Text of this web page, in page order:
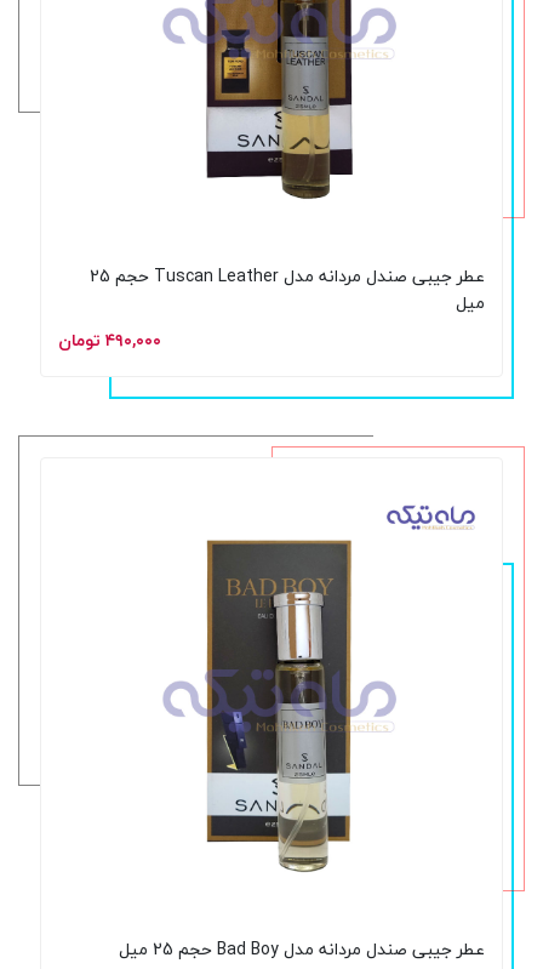
عطر جیبی صندل مردانه مدل Tuscan Leather حجم 25
میل
۴۹۰,۰۰۰ تومان
عطر جیبی صندل مردانه مدل Bad Boy حجم 25 میل